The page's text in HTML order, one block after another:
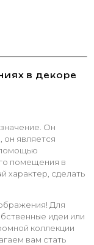
в декоре
Он
он является
помощью
помещения в
характер, сделать
Для
идеи или
коллекции
вам стать